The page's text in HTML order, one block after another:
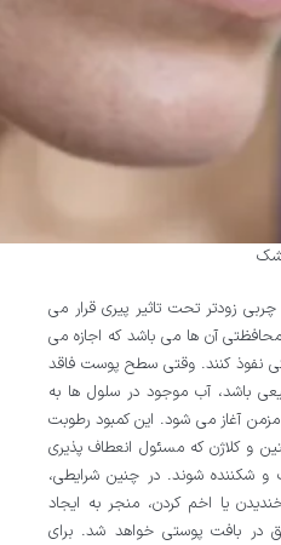
زودتر تحت تاثیر پیری قرار می
آن ها می باشد که اجازه می
نفوذ کنند. وقتی سطح پوست فاقد
باشد، آب موجود در سلول ها به
آغاز می شود. این کمبود رطوبت
و کلاژن که مسئول انعطاف پذیری
شکننده شوند. در چنین شرایطی،
یا اخم کردن، منجر به ایجاد
در بافت پوستی خواهد شد. برای